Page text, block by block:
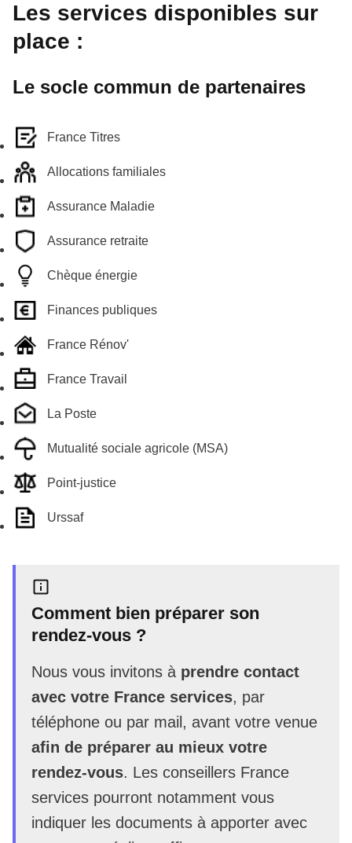
Les services disponibles sur
place :
Le socle commun de partenaires
France Titres
Allocations familiales
Assurance Maladie
Assurance retraite
Chèque énergie
Finances publiques
France Rénov'
France Travail
La Poste
Mutualité sociale agricole (MSA)
Point-justice
Urssaf
Comment bien préparer son
rendez-vous ?
Nous vous invitons à prendre contact
avec votre France services, par
téléphone ou par mail, avant votre venue
afin de préparer au mieux votre
rendez-vous. Les conseillers France
services pourront notamment vous
indiquer les documents à apporter avec